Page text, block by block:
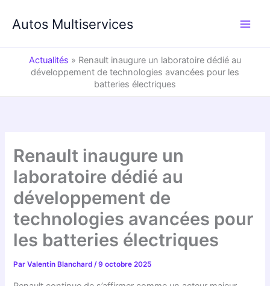
Autos Multiservices
Actualités » Renault inaugure un laboratoire dédié au
développement de technologies avancées pour les
batteries électriques
Renault inaugure un
laboratoire dédié au
développement de
technologies avancées pour
les batteries électriques
ParValentin Blanchard/9 octobre 2025